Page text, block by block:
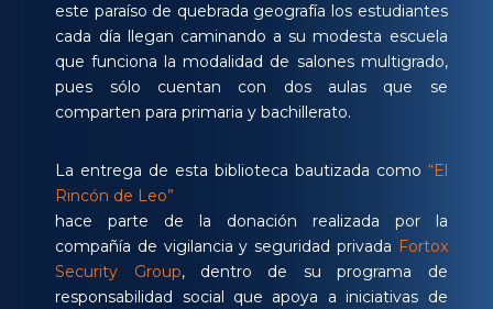
este paraíso de quebrada geografía los estudiantes
cada día llegan caminando a su modesta escuela
que funciona la modalidad de salones multigrado,
pues sólo cuentan con dos aulas que se
comparten para primaria y bachillerato.
La entrega de esta biblioteca bautizada como “El
Rincón de Leo”
hace parte de la donación realizada por la
compañía de vigilancia y seguridad privada Fortox
Security Group, dentro de su programa de
responsabilidad social que apoya a iniciativas de